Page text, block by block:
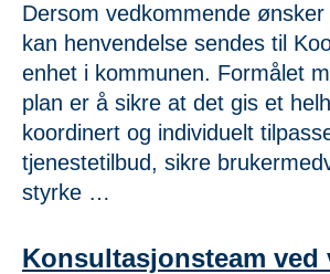
Dersom vedkommende ønsker
kan henvendelse sendes til
enhet i kommunen. Formålet
plan er å sikre at det gis et
koordinert og individuelt
tjenestetilbud, sikre
styrke …
Konsultasjonsteam ved